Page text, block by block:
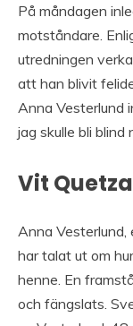
På måndagen
motståndare.
utredningen
att han blivit
Anna Vesterlund
jag skulle bli blind
Vit
Anna
har talat ut om
henne. En
och fängslats.